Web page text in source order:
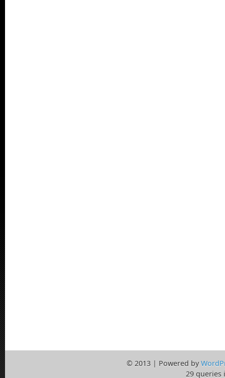
© 2013 | Powered by
29 queries